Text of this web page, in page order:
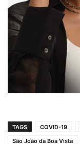
TAGS COVID-19
São João da Boa Vista